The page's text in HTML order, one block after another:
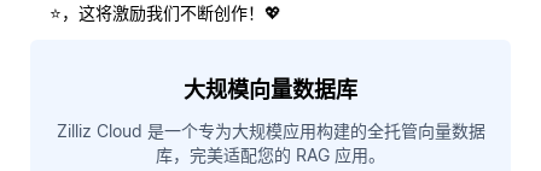
⭐，这将激励我们不断创作！💖
大规模向量数据库
Zilliz Cloud 是一个专为大规模应用构建的全托管向量数据
库，完美适配您的 RAG 应用。